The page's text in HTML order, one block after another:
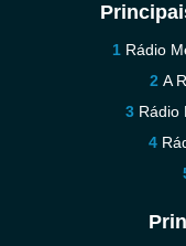
Rádio
A
Rádio